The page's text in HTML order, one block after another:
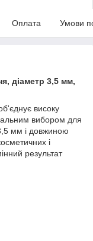
Оплата Умови
діаметр 3,5 мм,
високу
вибором для
мм і довжиною
і
результат